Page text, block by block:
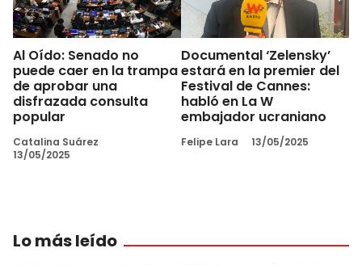
Al Oído: Senado no
puede caer en la trampa
de aprobar una
disfrazada consulta
popular
Catalina Suárez
13/05/2025
Documental ‘Zelensky’
estará en la premier del
Festival de Cannes:
habló en La W
embajador ucraniano
Felipe Lara 13/05/2025
Lo más leído